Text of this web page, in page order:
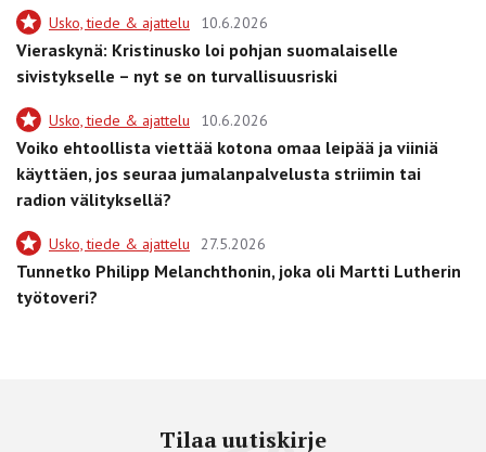
Usko, tiede & ajattelu 10.6.2026
Vieraskynä: Kristinusko loi pohjan suomalaiselle
sivistykselle – nyt se on turvallisuusriski
Usko, tiede & ajattelu 10.6.2026
Voiko ehtoollista viettää kotona omaa leipää ja viiniä
käyttäen, jos seuraa jumalanpalvelusta striimin tai
radion välityksellä?
Usko, tiede & ajattelu 27.5.2026
Tunnetko Philipp Melanchthonin, joka oli Martti Lutherin
työtoveri?
Tilaa uutiskirje